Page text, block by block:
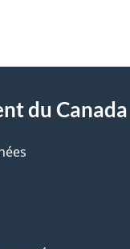
du Canada